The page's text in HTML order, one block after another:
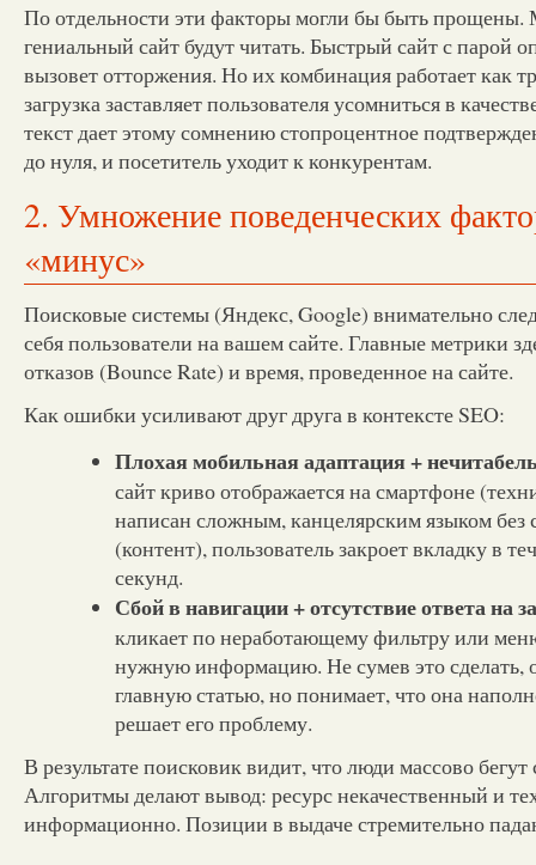
По отдельности эти факторы могли бы быть
гениальный сайт будут читать. Быстрый сайт с парой
вызовет отторжения. Но их комбинация работает как
загрузка заставляет пользователя усомниться в
текст дает этому сомнению стопроцентное
до нуля, и посетитель уходит к конкурентам.
2. Умножение поведенческих
«минус»
Поисковые системы (Яндекс, Google) внимательно
себя пользователи на вашем сайте. Главные метрики
отказов (Bounce Rate) и время, проведенное на сайте.
Как ошибки усиливают друг друга в контексте SEO:
Плохая мобильная адаптация +
сайт криво отображается на смартфоне
написан сложным, канцелярским языком без
(контент), пользователь закроет вкладку в
секунд.
Сбой в навигации + отсутствие ответа на
кликает по неработающему фильтру или
нужную информацию. Не сумев это сделать,
главную статью, но понимает, что она
решает его проблему.
В результате поисковик видит, что люди массово бегут
Алгоритмы делают вывод: ресурс некачественный и
информационно. Позиции в выдаче стремительно